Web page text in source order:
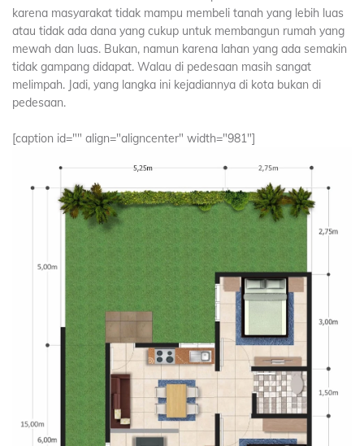
karena masyarakat tidak mampu membeli tanah yang lebih luas
atau tidak ada dana yang cukup untuk membangun rumah yang
mewah dan luas. Bukan, namun karena lahan yang ada semakin
tidak gampang didapat. Walau di pedesaan masih sangat
melimpah. Jadi, yang langka ini kejadiannya di kota bukan di
pedesaan.
[caption id="" align="aligncenter" width="981"]